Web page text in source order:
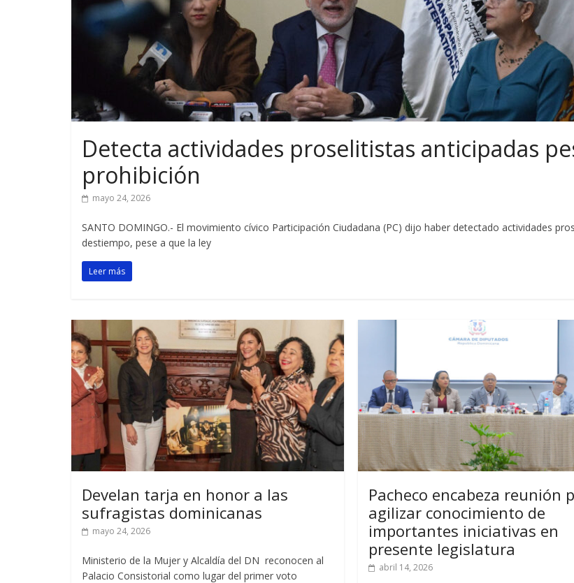
Detecta actividades proselitistas anticipadas
prohibición
mayo 24, 2026
SANTO DOMINGO.- El movimiento cívico Participación Ciudadana (PC) dijo haber detectado actividades
destiempo, pese a que la ley
Leer más
Develan tarja en honor a las
sufragistas dominicanas
mayo 24, 2026
Ministerio de la Mujer y Alcaldía del DN reconocen al
Palacio Consistorial como lugar del primer voto
Pacheco encabeza reunión
agilizar conocimiento de
importantes iniciativas en
presente legislatura
abril 14, 2026